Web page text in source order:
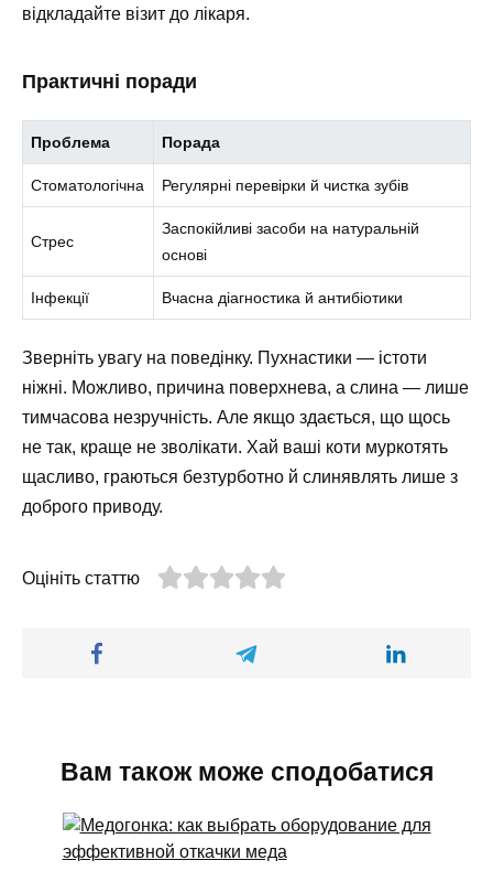
відкладайте візит до лікаря.
Практичні поради
Проблема Порада
Стоматологічна Регулярні перевірки й чистка зубів
Стрес
Заспокійливі засоби на натуральній
основі
Інфекції Вчасна діагностика й антибіотики
Зверніть увагу на поведінку. Пухнастики — істоти
ніжні. Можливо, причина поверхнева, а слина — лише
тимчасова незручність. Але якщо здається, що щось
не так, краще не зволікати. Хай ваші коти муркотять
щасливо, граються безтурботно й слинявлять лише з
доброго приводу.
Оцініть статтю
Вам також може сподобатися